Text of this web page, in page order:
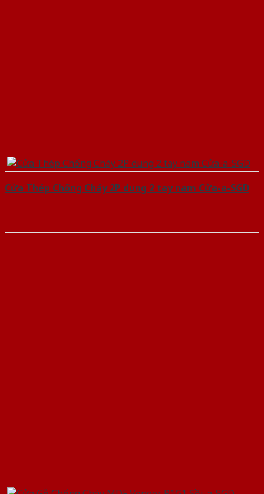
Cửa Thép Chống Cháy 2P dung 2 tay nam Cửa-a-SGD